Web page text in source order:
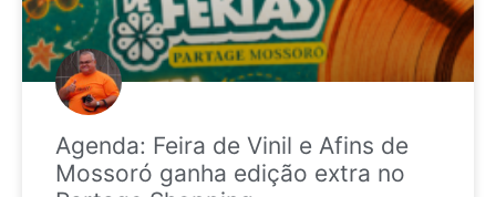
Agenda: Feira de Vinil e Afins de
Mossoró ganha edição extra no